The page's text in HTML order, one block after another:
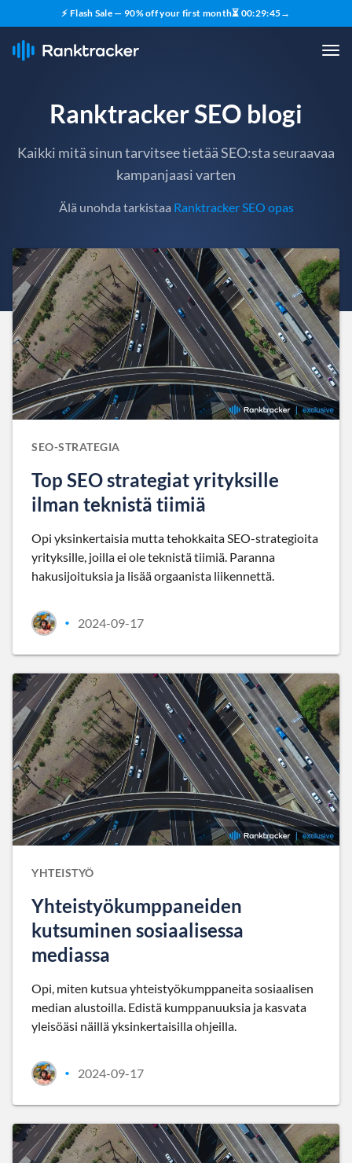
⚡ Flash Sale — 90% off your first month⏳ 00:29:43→
Ranktracker SEO blogi
Kaikki mitä sinun tarvitsee tietää SEO:sta seuraavaa
kampanjaasi varten
Älä unohda tarkistaa Ranktracker SEO opas
SEO-STRATEGIA
Top SEO strategiat yrityksille
ilman teknistä tiimiä
Opi yksinkertaisia mutta tehokkaita SEO-strategioita
yrityksille, joilla ei ole teknistä tiimiä. Paranna
hakusijoituksia ja lisää orgaanista liikennettä.
• 2024-09-17
YHTEISTYÖ
Yhteistyökumppaneiden
kutsuminen sosiaalisessa
mediassa
Opi, miten kutsua yhteistyökumppaneita sosiaalisen
median alustoilla. Edistä kumppanuuksia ja kasvata
yleisöäsi näillä yksinkertaisilla ohjeilla.
• 2024-09-17